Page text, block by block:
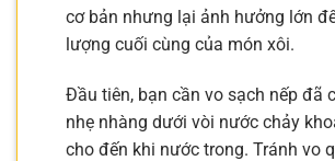
cơ bản nhưng lại ảnh hưởng lớn
lượng cuối cùng của món xôi.
Đầu tiên, bạn cần vo sạch nếp đã
nhẹ nhàng dưới vòi nước chảy
cho đến khi nước trong. Tránh vo